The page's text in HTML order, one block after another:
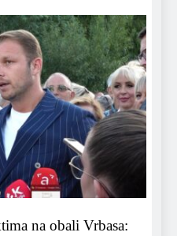
na obali Vrbasa: